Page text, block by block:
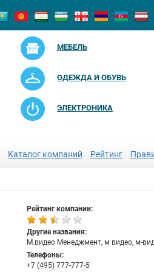
МЕБЕЛЬ
ОДЕЖДА И ОБУВЬ
ЭЛЕКТРОНИКА
Каталог компаний Рейтинг
Рейтинг компании:
Другие названия:
М.видео Менеджмент, м видео, м-
Телефоны:
+7 (495) 777-777-5